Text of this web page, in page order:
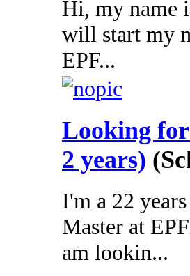
Hi, my name
will start my
EPF...
Looking
2 years)
I'm a 22
Master at
am lookin...